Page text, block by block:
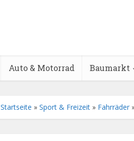
Auto & Motorrad Baumarkt
Startseite » Sport & Freizeit » Fahrräder